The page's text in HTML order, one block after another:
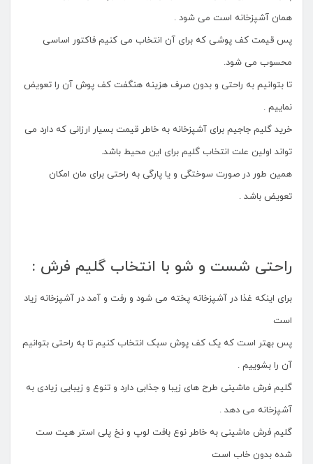
همان آشپزخانه است می شود .
پس قیمت کف پوشی که برای آن انتخاب می کنیم فاکتور اساسی
محسوب می شود.
تا بتوانیم به راحتی و بدون صرف هزینه هنگفت کف پوش آن را تعویض
نماییم .
خرید گلیم جاجیم برای آشپزخانه به خاطر قیمت بسیار ارزانی که دارد می
تواند اولین علت انتخاب گلیم برای این محیط باشد.
همین طور در صورت سوختگی و یا پارگی به راحتی برای مان امکان
تعویض باشد .
راحتی شست و شو با انتخاب گلیم فرش :
برای اینکه غذا در آشپزخانه پخته می شود و رفت و آمد در آشپزخانه زیاد
است
پس بهتر است که یک کف پوش سبک انتخاب کنیم تا به راحتی بتوانیم
آن را بشوییم .
گلیم فرش ماشینی طرح های زیبا و جذابی دارد و تنوع و زیبایی زیادی به
آشپزخانه می دهد .
گلیم فرش ماشینی به خاطر نوع بافت لوپ و نخ پلی استر هیت ست
شده بدون خاب است